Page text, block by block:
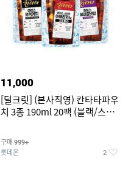
11,000
[딜크릿] (본사직영) 칸타타파우
치 3종 190ml 20팩 (블랙/스위
구매 999+
롯데온 2